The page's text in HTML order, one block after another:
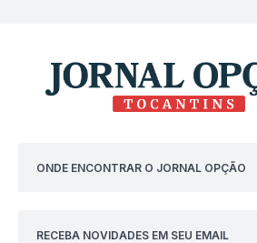
ONDE ENCONTRAR O JORNAL OPÇÃO
RECEBA NOVIDADES EM SEU EMAIL